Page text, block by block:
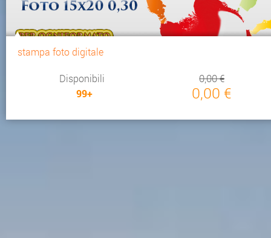
stampa foto digitale
Disponibili
99+
0,00 €
0,00 €